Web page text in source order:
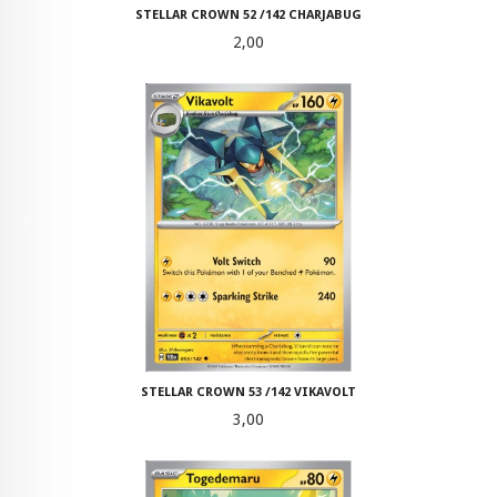
STELLAR CROWN 52 /142 CHARJABUG
Pris
2,00
STELLAR CROWN 53 /142 VIKAVOLT
Pris
3,00